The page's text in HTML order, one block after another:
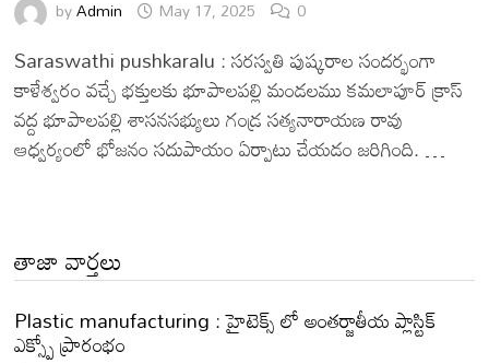
byAdmin May 17, 2025 0
Saraswathi pushkaralu : సరస్వతి పుష్కరాల సందర్భంగా
కాళేశ్వరం వచ్చే భక్తులకు భూపాలపల్లి మండలము కమలాపూర్ క్రాస్
వద్ద భూపాలపల్లి శాసనసభ్యులు గండ్ర సత్యనారాయణ రావు
ఆధ్వర్యంలో భోజనం సదుపాయం ఏర్పాటు చేయడం జరిగింది. …
తాజా వార్తలు
Plastic manufacturing : హైటెక్స్ లో అంతర్జాతీయ ప్లాస్టిక్
ఎక్స్పో ప్రారంభం